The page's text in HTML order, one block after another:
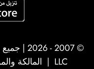
© 2007 - 2026 | جميع الحقوق محفوظة لشركة
LLC | المالكة